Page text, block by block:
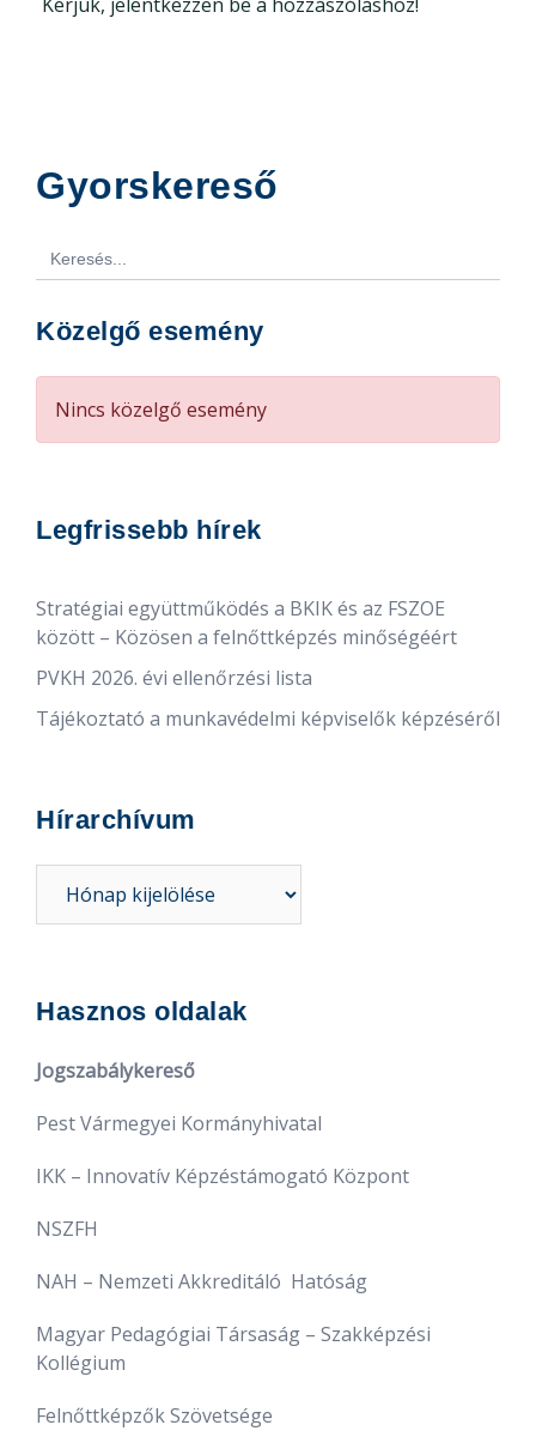
Gyorskereső
for:
Közelgő esemény
Nincs közelgő esemény
Legfrissebb hírek
Stratégiai együttműködés a BKIK és az FSZOE
között – Közösen a felnőttképzés minőségéért
PVKH 2026. évi ellenőrzési lista
Tájékoztató a munkavédelmi képviselők képzéséről
Hírarchívum
Hasznos oldalak
Jogszabálykereső
Pest Vármegyei Kormányhivatal
IKK – Innovatív Képzéstámogató Központ
NSZFH
NAH – Nemzeti Akkreditáló Hatóság
Magyar Pedagógiai Társaság – Szakképzési
Kollégium
Felnőttképzők Szövetsége